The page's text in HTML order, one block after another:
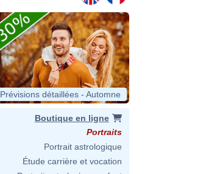
Prévisions détaillées - Automne
Boutique en ligne
Portraits
Portrait astrologique
Étude carrière et vocation